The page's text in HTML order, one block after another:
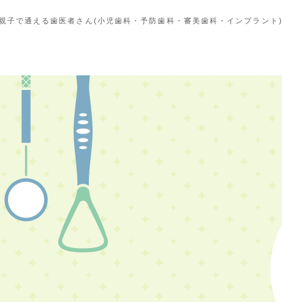
子で通える歯医者さん(小児歯科・予防歯科・審美歯科・インプラント)